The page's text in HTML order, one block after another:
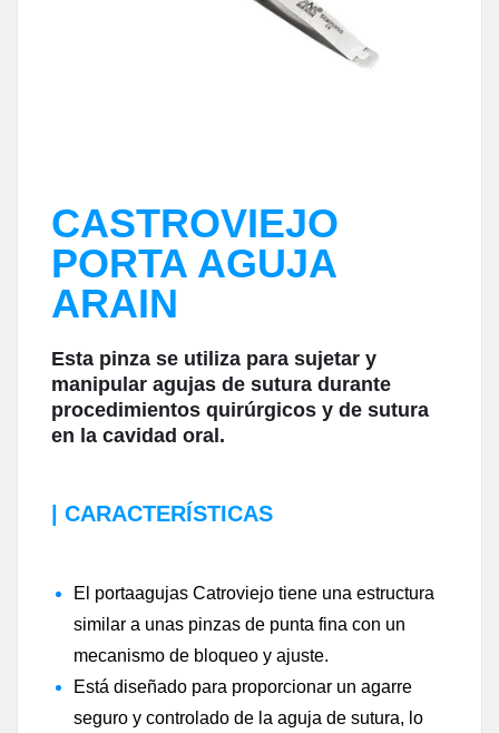
CASTROVIEJO
PORTA AGUJA
ARAIN
Esta pinza se utiliza para sujetar y
manipular agujas de sutura durante
procedimientos quirúrgicos y de sutura
en la cavidad oral.
CARACTERÍSTICAS
El portaagujas Catroviejo tiene una estructura
similar a unas pinzas de punta fina con un
mecanismo de bloqueo y ajuste.
Está diseñado para proporcionar un agarre
seguro y controlado de la aguja de sutura, lo